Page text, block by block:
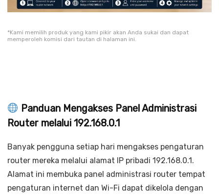
*Kami memilih produk yang kami pikir akan Anda sukai dan dapat
memperoleh komisi dari tautan di halaman ini.
Panduan Mengakses Panel Administrasi
Router melalui 192.168.0.1
Banyak pengguna setiap hari mengakses pengaturan
router mereka melalui alamat IP pribadi 192.168.0.1.
Alamat ini membuka panel administrasi router tempat
pengaturan internet dan Wi-Fi dapat dikelola dengan